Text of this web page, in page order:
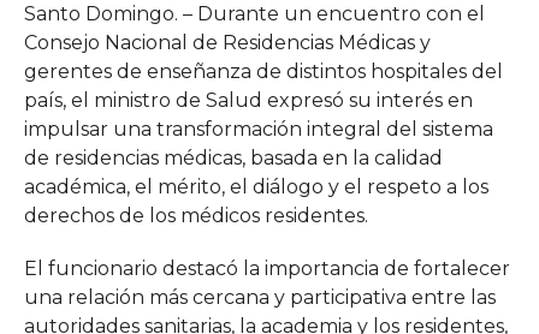
Santo Domingo. – Durante un encuentro con el
Consejo Nacional de Residencias Médicas y
gerentes de enseñanza de distintos hospitales del
país, el ministro de Salud expresó su interés en
impulsar una transformación integral del sistema
de residencias médicas, basada en la calidad
académica, el mérito, el diálogo y el respeto a los
derechos de los médicos residentes.
El funcionario destacó la importancia de fortalecer
una relación más cercana y participativa entre las
autoridades sanitarias, la academia y los residentes,